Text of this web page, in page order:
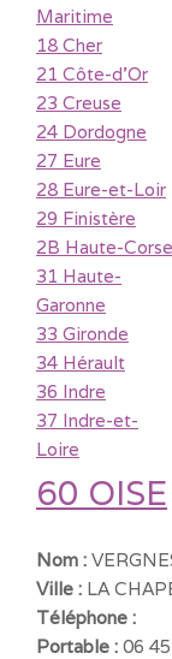
Maritime
18 Cher
21 Côte-d'Or
23 Creuse
24 Dordogne
27 Eure
28 Eure-et-Loir
29 Finistère
2B Haute-Corse
31 Haute-
Garonne
33 Gironde
34 Hérault
36 Indre
37 Indre-et-
Loire
60 OISE
Nom :
Ville : LA
Téléphone :
Portable : 06